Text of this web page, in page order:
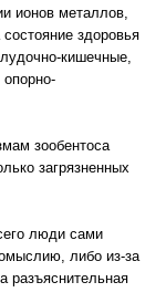
ионов металлов,
здоровья
кишечные,
зообентоса
загрязненных
люди сами
либо из-за
разъяснительная